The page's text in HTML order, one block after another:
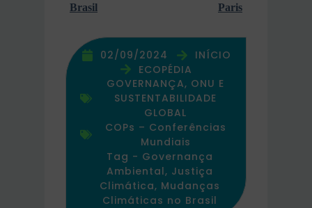
Brasil
Paris
02/09/2024
INÍCIO
ECOPÉDIA
GOVERNANÇA, ONU E
SUSTENTABILIDADE
GLOBAL
COPs – Conferências
Mundiais
Tag - Governança
Ambiental, Justiça
Climática, Mudanças
Climáticas no Brasil